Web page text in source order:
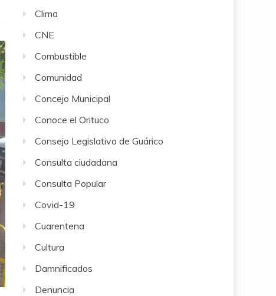
Clima
CNE
Combustible
Comunidad
Concejo Municipal
Conoce el Orituco
Consejo Legislativo de Guárico
Consulta ciudadana
Consulta Popular
Covid-19
Cuarentena
Cultura
Damnificados
Denuncia